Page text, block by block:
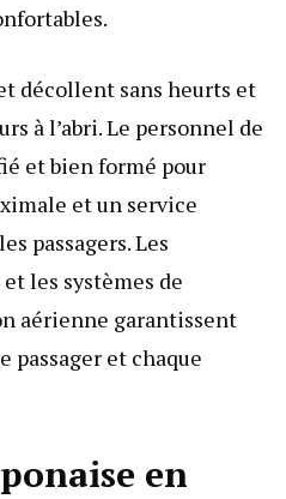
décollent sans heurts et
à l’abri. Le personnel de
et bien formé pour
et un service
passagers. Les
les systèmes de
aérienne garantissent
passager et chaque
en